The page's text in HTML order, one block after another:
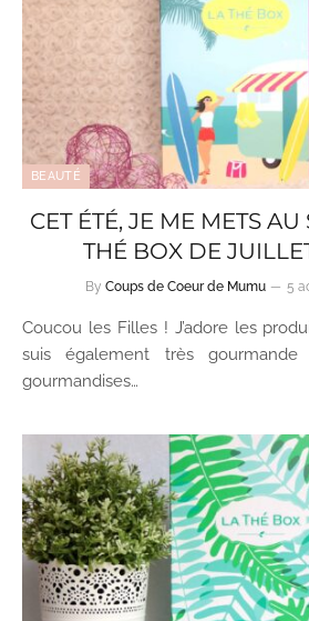
BEAUTÉ
CET ÉTÉ, JE ME METS
THÉ BOX DE
By Coups de Coeur de Mumu 5
Coucou les Filles ! J’adore les
suis également très
gourmandises…